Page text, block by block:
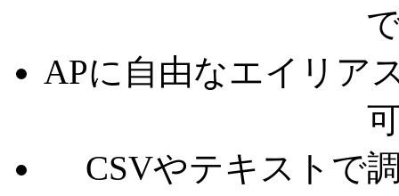
APに自由なエイリア
CSVやテキストで